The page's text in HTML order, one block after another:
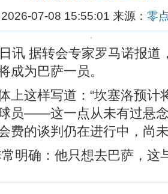
2026-07-08 15:55:01 来源： 零
讯 据转会专家罗马诺报道
成为巴萨一员。
上这样写道：“坎塞洛预计
员——这一点从未有过悬
费的谈判仍在进行中，尚
明确：他只想去巴萨，这